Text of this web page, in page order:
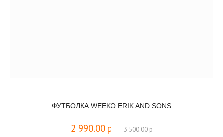
ФУТБОЛКА WEEKO ERIK AND SONS
2 990.00 р 3 500.00р